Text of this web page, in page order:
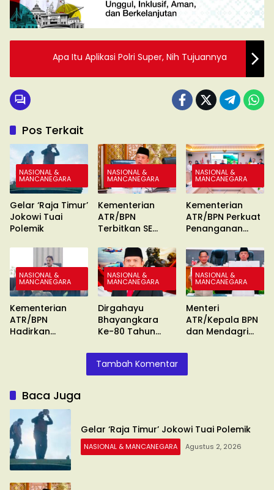
Apa Itu Aplikasi Polri Super, Nih Tujuannya
Pos Terkait
NASIONAL &
MANCANEGARA
Gelar ‘Raja Timur’
Jokowi Tuai
Polemik
NASIONAL &
MANCANEGARA
Kementerian
ATR/BPN
Terbitkan SE
Sertipikasi Tanah
MBR
NASIONAL &
MANCANEGARA
Kementerian
ATR/BPN Perkuat
Penanganan
NASIONAL &
MANCANEGARA
Kementerian
ATR/BPN
Hadirkan
NASIONAL &
MANCANEGARA
Dirgahayu
Bhayangkara
Ke-80 Tahun
NASIONAL &
MANCANEGARA
Menteri
ATR/Kepala BPN
dan Mendagri
Tambah Komentar
Baca Juga
Gelar ‘Raja Timur’ Jokowi Tuai Polemik
NASIONAL & MANCANEGARA Agustus 2, 2026